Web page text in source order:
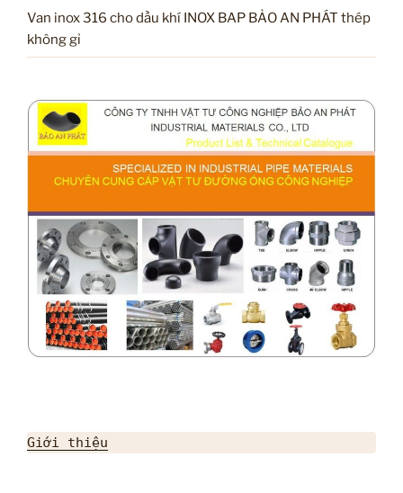
Van inox 316 cho dầu khí INOX BAP BẢO AN PHÁT thép
không gỉ
Giới thiệu